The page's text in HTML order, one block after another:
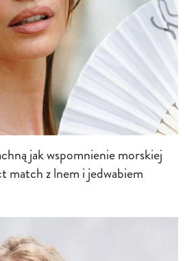
jak wspomnienie morskiej
match z lnem i jedwabiem